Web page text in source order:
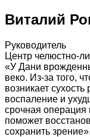
Виталий
Руководитель
Центр челюстно-
«У Дани
веко. Из-за того,
возникает
воспаление и
срочная
поможет
сохранить зрение».